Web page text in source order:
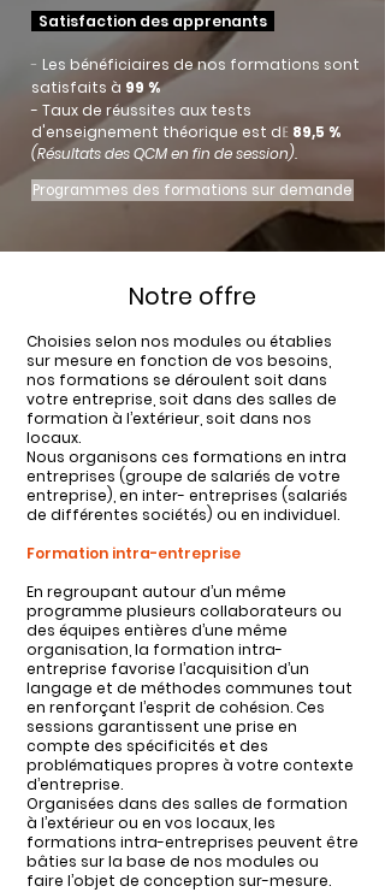
Satisfaction des apprenants
- Les bénéficiaires de nos formations sont
satisfaits à 99 %
- Taux de réussites aux tests
d'enseignement théorique est de 89,5 %
(Résultats des QCM en fin de session).
Programmes des formations sur demande
Notre offre
Choisies selon nos modules ou établies
sur mesure en fonction de vos besoins,
nos formations se déroulent soit dans
votre entreprise, soit dans des salles de
formation à l’extérieur, soit dans nos
locaux.
Nous organisons ces formations en intra
entreprises (groupe de salariés de votre
entreprise), en inter- entreprises (salariés
de différentes sociétés) ou en individuel.
Formation intra-entreprise
En regroupant autour d’un même
programme plusieurs collaborateurs ou
des équipes entières d’une même
organisation, la formation intra-
entreprise favorise l’acquisition d’un
langage et de méthodes communes tout
en renforçant l’esprit de cohésion. Ces
sessions garantissent une prise en
compte des spécificités et des
problématiques propres à votre contexte
d’entreprise.
Organisées dans des salles de formation
à l’extérieur ou en vos locaux, les
formations intra-entreprises peuvent être
bâties sur la base de nos modules ou
faire l’objet de conception sur-mesure.